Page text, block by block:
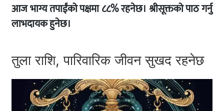
आज भाग्य तपाईंको पक्षमा ८८% रहनेछ। श्रीसूक्तको पाठ गर्नु
लाभदायक हुनेछ।
तुला राशि, पारिवारिक जीवन सुखद रहनेछ